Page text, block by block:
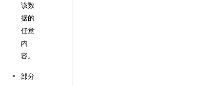
该数
据的
任意
内
容。
部分